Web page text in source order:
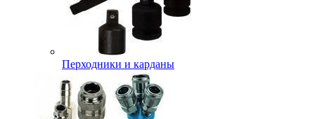
Перходники и карданы